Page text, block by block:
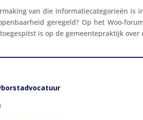
van die informatiecategorieën is
geregeld? Op het Woo-
is op de gemeentepraktijk